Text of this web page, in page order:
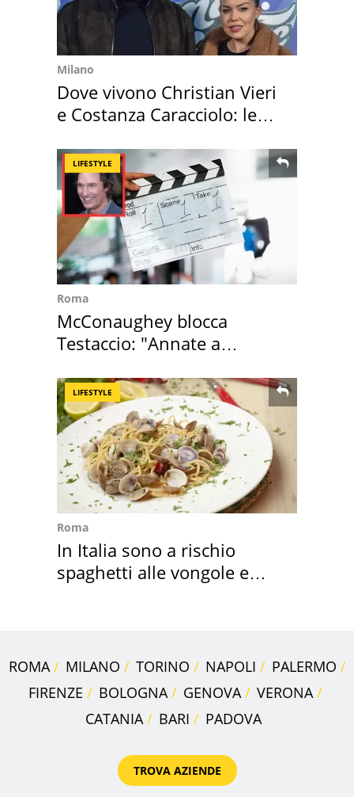
Milano
Dove vivono Christian Vieri
e Costanza Caracciolo: le
LIFESTYLE
Roma
McConaughey blocca
Testaccio: "Annate a
LIFESTYLE
Roma
In Italia sono a rischio
spaghetti alle vongole e
ROMA MILANO TORINO NAPOLI
PALERMO
FIRENZE
BOLOGNA GENOVA
VERONA
CATANIA
BARI PADOVA
TROVA AZIENDE